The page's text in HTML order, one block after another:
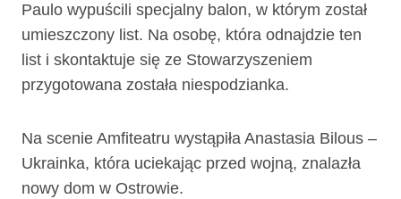
Paulo wypuścili specjalny balon, w którym został
umieszczony list. Na osobę, która odnajdzie ten
list i skontaktuje się ze Stowarzyszeniem
przygotowana została niespodzianka.
Na scenie Amfiteatru wystąpiła Anastasia Bilous –
Ukrainka, która uciekając przed wojną, znalazła
nowy dom w Ostrowie.